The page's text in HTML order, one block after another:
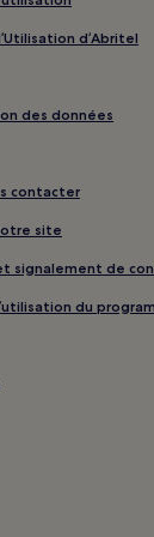
parking
: hôtels Hôtels
: hôtels 4 étoiles
d’Abritel
des données
contacter
site
signalement de
du